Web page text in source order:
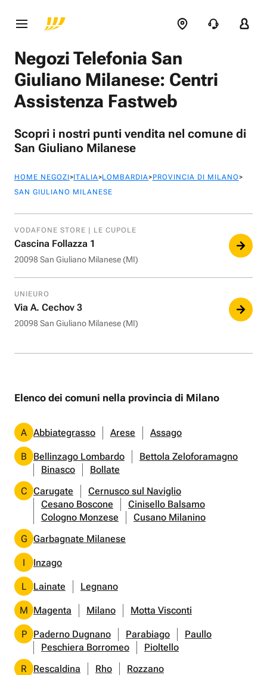
Negozi Telefonia San
Giuliano Milanese: Centri
Assistenza Fastweb
Scopri i nostri punti vendita nel comune di
San Giuliano Milanese
HOME NEGOZI>ITALIA>LOMBARDIA>PROVINCIA DI MILANO>
SAN GIULIANO MILANESE
VODAFONE STORE | LE CUPOLE
Cascina Follazza 1
20098 San Giuliano Milanese (MI)
UNIEURO
Via A. Cechov 3
20098 San Giuliano Milanese (MI)
Elenco dei comuni nella provincia di Milano
A Abbiategrasso Arese Assago
B Bellinzago Lombardo
Bettola Zeloforamagno
Binasco
Bollate
C Carugate
Cernusco sul Naviglio
Cesano Boscone
Cinisello Balsamo
Cologno Monzese
Cusano Milanino
G Garbagnate Milanese
I Inzago
L Lainate Legnano
M Magenta Milano Motta Visconti
P Paderno Dugnano Parabiago
Paullo
Peschiera Borromeo
Pioltello
R
Rescaldina Rho Rozzano